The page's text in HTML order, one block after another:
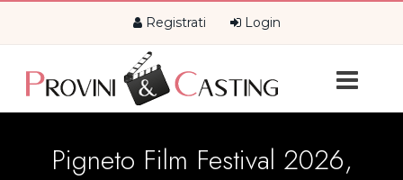
Registrati Login
Pigneto Film Festival 2026,